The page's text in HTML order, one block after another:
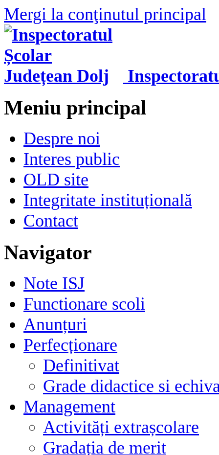
Mergi la conţinutul principal
Meniu principal
Despre noi
Interes public
OLD site
Integritate instituțională
Contact
Navigator
Note ISJ
Functionare scoli
Anunțuri
Perfecționare
Definitivat
Grade didactice si
Management
Activități extrașcolare
Gradația de merit